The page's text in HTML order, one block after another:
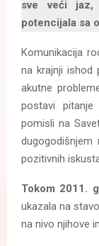
sve veći jaz,
potencijala sa
Komunikacija
na krajnji ishod
akutne
postavi
pomisli na
dugogodišnjem
pozitivnih
Tokom 2011.
ukazala na
na nivo njihove